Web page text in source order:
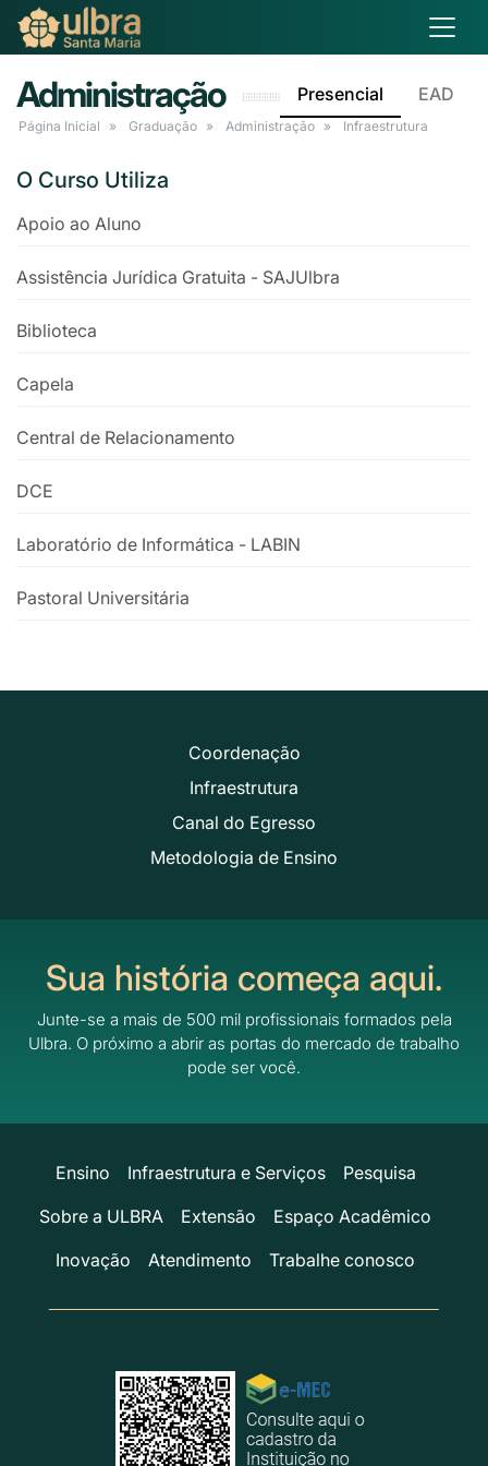
Administração Presencial EAD
Página Inicial Graduação Administração Infraestrutura
O Curso Utiliza
Apoio ao Aluno
Assistência Jurídica Gratuita - SAJUlbra
Biblioteca
Capela
Central de Relacionamento
DCE
Laboratório de Informática - LABIN
Pastoral Universitária
Coordenação
Infraestrutura
Canal do Egresso
Metodologia de Ensino
Sua história começa aqui.
Junte-se a mais de 500 mil profissionais formados pela
Ulbra. O próximo a abrir as portas do mercado de trabalho
pode ser você.
Ensino Infraestrutura e Serviços
Pesquisa
Sobre a ULBRA
Extensão
Espaço Acadêmico
Inovação
Atendimento Trabalhe conosco